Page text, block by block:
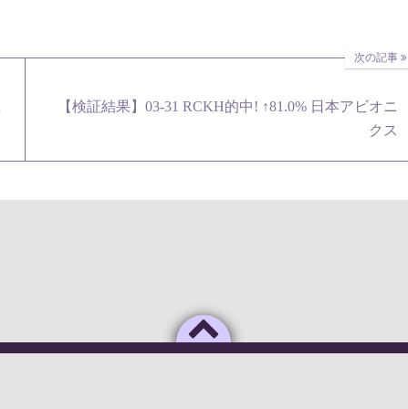
次の記事
【検証結果】03-31 RCKH的中! ↑81.0% 日本アビオニ
クス